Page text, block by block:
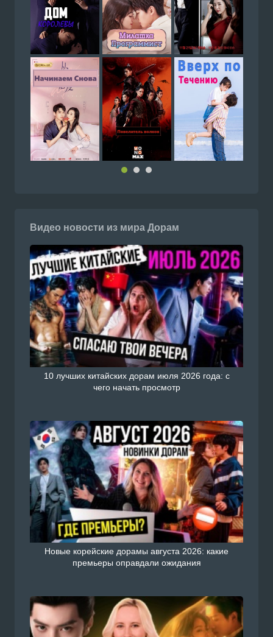
Видео новости из мира Дорам
10 лучших китайских дорам июля 2026 года: с
чего начать просмотр
Новые корейские дорамы августа 2026: какие
премьеры оправдали ожидания